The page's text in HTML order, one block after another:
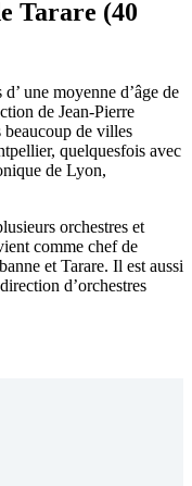
Tarare (40
une moyenne d’âge de
de Jean-Pierre
de villes
quelquesfois avec
de Lyon,
orchestres et
comme chef de
et Tarare. Il est aussi
d’orchestres